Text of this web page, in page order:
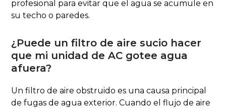
profesional para evitar que el agua se acumule en
su techo o paredes.
¿Puede un filtro de aire sucio hacer
que mi unidad de AC gotee agua
afuera?
Un filtro de aire obstruido es una causa principal
de fugas de agua exterior. Cuando el flujo de aire